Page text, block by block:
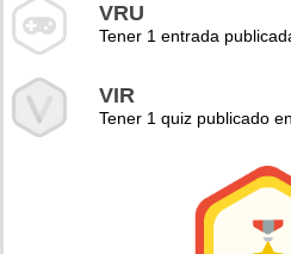
VRU
Tener 1 entrada
VIR
Tener 1 quiz publicado